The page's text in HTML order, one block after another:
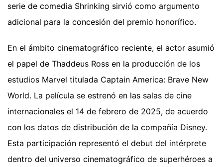
serie de comedia Shrinking sirvió como argumento
adicional para la concesión del premio honorífico.
En el ámbito cinematográfico reciente, el actor asumió
el papel de Thaddeus Ross en la producción de los
estudios Marvel titulada Captain America: Brave New
World. La película se estrenó en las salas de cine
internacionales el 14 de febrero de 2025, de acuerdo
con los datos de distribución de la compañía Disney.
Esta participación representó el debut del intérprete
dentro del universo cinematográfico de superhéroes a